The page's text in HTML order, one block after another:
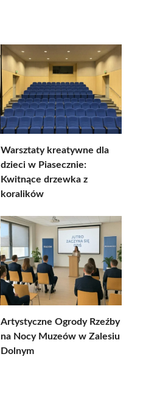
Warsztaty kreatywne dla
dzieci w Piasecznie:
Kwitnące drzewka z
koralików
Artystyczne Ogrody Rzeźby
na Nocy Muzeów w Zalesiu
Dolnym